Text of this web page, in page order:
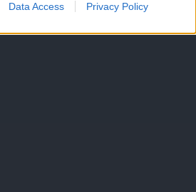
Data Access Privacy Policy